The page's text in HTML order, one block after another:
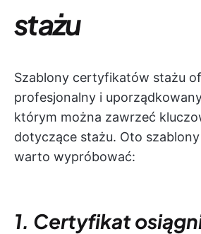
stażu
Szablony certyfikatów stażu
profesjonalny i
którym można zawrzeć
dotyczące stażu. Oto
warto wypróbować:
1. Certyfikat